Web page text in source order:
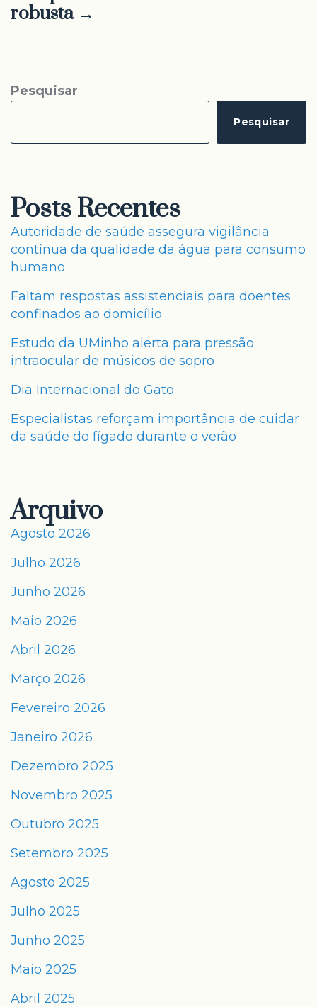
robusta →
Pesquisar
Pesquisar
Posts Recentes
Autoridade de saúde assegura vigilância
contínua da qualidade da água para consumo
humano
Faltam respostas assistenciais para doentes
confinados ao domicílio
Estudo da UMinho alerta para pressão
intraocular de músicos de sopro
Dia Internacional do Gato
Especialistas reforçam importância de cuidar
da saúde do fígado durante o verão
Arquivo
Agosto 2026
Julho 2026
Junho 2026
Maio 2026
Abril 2026
Março 2026
Fevereiro 2026
Janeiro 2026
Dezembro 2025
Novembro 2025
Outubro 2025
Setembro 2025
Agosto 2025
Julho 2025
Junho 2025
Maio 2025
Abril 2025